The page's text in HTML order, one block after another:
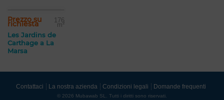
Prezzo su
richiesta 176
m²
Les Jardins de
Carthage a La
Marsa
Contattaci La nostra azienda Condizioni legali Domande frequenti
© 2026 Mubawab SL. Tutti i diritti sono riservati.